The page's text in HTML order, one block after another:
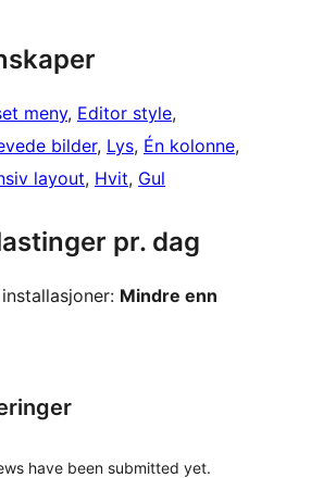
meny, Editor style
bilder, Lys, Én kolonne
layout, Hvit, Gul
pr. dag
Mindre enn
have been submitted yet.